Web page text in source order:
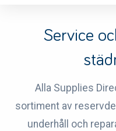
Service
Alla Supplies
sortiment av
underhåll och